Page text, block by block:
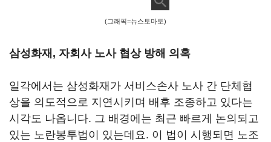
(그래픽=뉴스토마토)
삼성화재, 자회사 노사 협상 방해 의혹
일각에서는 삼성화재가 서비스손사 노사 간 단체협
상을 의도적으로 지연시키며 배후 조종하고 있다는
시각도 나옵니다. 그 배경에는 최근 빠르게 논의되고
있는 노란봉투법이 있는데요. 이 법이 시행되면 노조